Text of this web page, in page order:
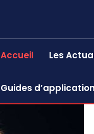
Accueil Les
Guides